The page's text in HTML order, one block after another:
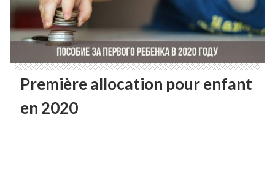
Première allocation pour enfant
en 2020